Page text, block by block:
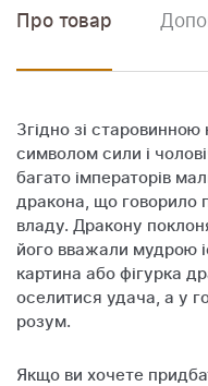
Про товар
Згідно зі
символом сили і
багато імператорів
дракона, що говорило
владу. Дракону
його вважали мудрою
картина або фігурка
оселитися удача, а у
розум.
Якщо ви хочете